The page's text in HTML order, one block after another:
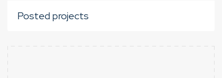
Posted projects